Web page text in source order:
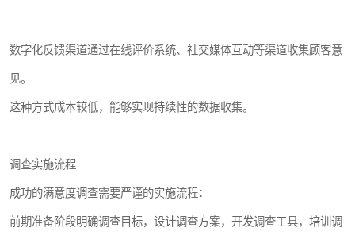
数字化反馈渠道通过在线评价系统、社交媒体互动等渠道收集顾客意
见。
这种方式成本较低，能够实现持续性的数据收集。
调查实施流程
成功的满意度调查需要严谨的实施流程：
前期准备阶段明确调查目标，设计调查方案，开发调查工具，培训调